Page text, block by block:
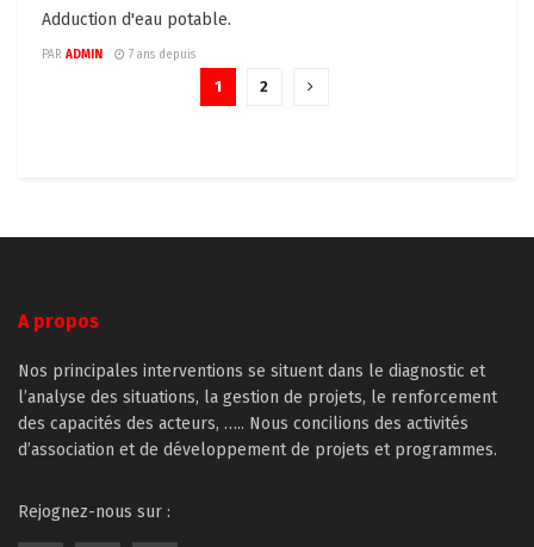
Adduction d'eau potable.
PAR ADMIN 7 ans depuis
1 2
A propos
Nos principales interventions se situent dans le diagnostic et
l’analyse des situations, la gestion de projets, le renforcement
des capacités des acteurs, ….. Nous concilions des activités
d’association et de développement de projets et programmes.
Rejognez-nous sur :